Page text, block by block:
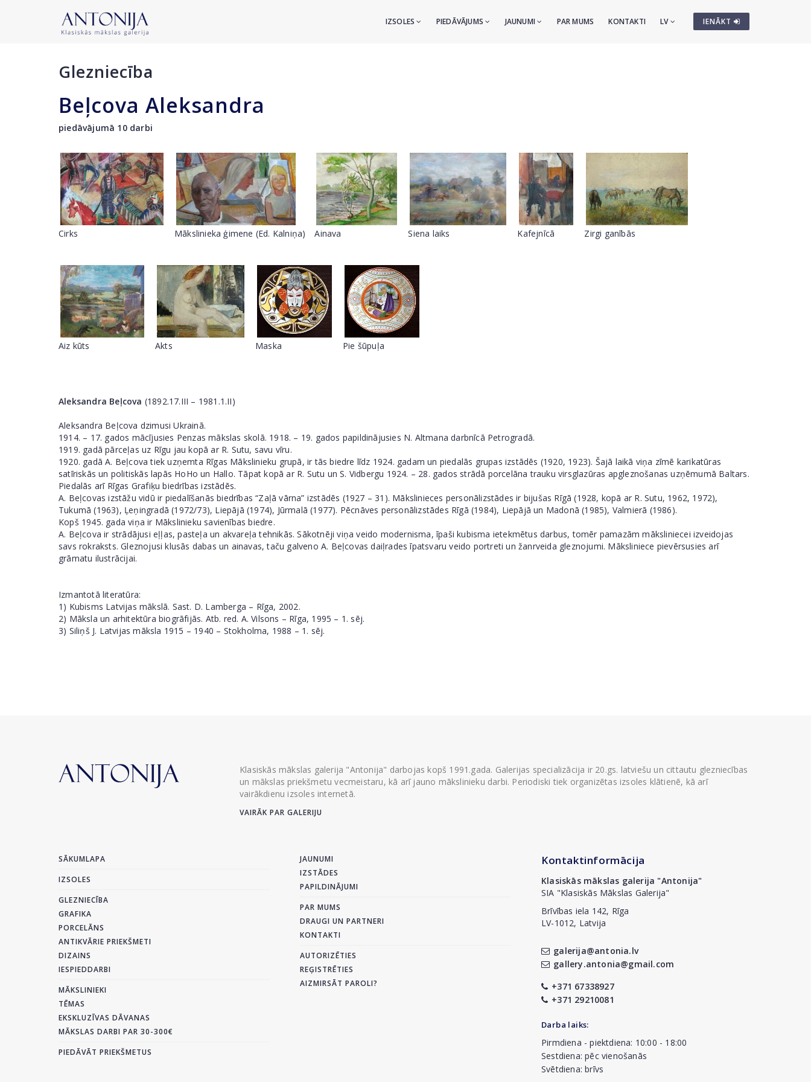
IENĀKT
IZSOLES PIEDĀVĀJUMS JAUNUMI PAR MUMS KONTAKTI LV
Glezniecība
Beļcova Aleksandra
piedāvājumā 10 darbi
Cirks Mākslinieka ģimene (Ed. Kalniņa) Ainava Siena laiks Kafejnīcā Zirgi ganībās
Aiz kūts Akts Maska Pie šūpuļa
Aleksandra Beļcova (1892.17.III – 1981.1.II)
Aleksandra Beļcova dzimusi Ukrainā.
1914. – 17. gados mācījusies Penzas mākslas skolā. 1918. – 19. gados papildinājusies N. Altmana darbnīcā Petrogradā.
1919. gadā pārceļas uz Rīgu jau kopā ar R. Sutu, savu vīru.
1920. gadā A. Beļcova tiek uzņemta Rīgas Mākslinieku grupā, ir tās biedre līdz 1924. gadam un piedalās grupas izstādēs (1920, 1923). Šajā laikā viņa zīmē karikatūras
satīriskās un politiskās lapās HoHo un Hallo. Tāpat kopā ar R. Sutu un S. Vidbergu 1924. – 28. gados strādā porcelāna trauku virsglazūras apgleznošanas uzņēmumā Baltars.
Piedalās arī Rīgas Grafiķu biedrības izstādēs.
A. Beļcovas izstāžu vidū ir piedalīšanās biedrības “Zaļā vārna” izstādēs (1927 – 31). Mākslinieces personālizstādes ir bijušas Rīgā (1928, kopā ar R. Sutu, 1962, 1972),
Tukumā (1963), Ļeņingradā (1972/73), Liepājā (1974), Jūrmalā (1977). Pēcnāves personālizstādes Rīgā (1984), Liepājā un Madonā (1985), Valmierā (1986).
Kopš 1945. gada viņa ir Mākslinieku savienības biedre.
A. Beļcova ir strādājusi eļļas, pasteļa un akvareļa tehnikās. Sākotnēji viņa veido modernisma, īpaši kubisma ietekmētus darbus, tomēr pamazām māksliniecei izveidojas
savs rokraksts. Gleznojusi klusās dabas un ainavas, taču galveno A. Beļcovas daiļrades īpatsvaru veido portreti un žanrveida gleznojumi. Māksliniece pievērsusies arī
grāmatu ilustrācijai.
Izmantotā literatūra:
1) Kubisms Latvijas mākslā. Sast. D. Lamberga – Rīga, 2002.
2) Māksla un arhitektūra biogrāfijās. Atb. red. A. Vilsons – Rīga, 1995 – 1. sēj.
3) Siliņš J. Latvijas māksla 1915 – 1940 – Stokholma, 1988 – 1. sēj.
Klasiskās mākslas galerija "Antonija" darbojas kopš 1991.gada. Galerijas specializācija ir 20.gs. latviešu un cittautu glezniecības
un mākslas priekšmetu vecmeistaru, kā arī jauno mākslinieku darbi. Periodiski tiek organizētas izsoles klātienē, kā arī
vairākdienu izsoles internetā.
VAIRĀK PAR GALERIJU
SĀKUMLAPA
IZSOLES
GLEZNIECĪBA
GRAFIKA
PORCELĀNS
ANTIKVĀRIE PRIEKŠMETI
DIZAINS
IESPIEDDARBI
MĀKSLINIEKI
TĒMAS
EKSKLUZĪVAS DĀVANAS
MĀKSLAS DARBI PAR 30-300€
PIEDĀVĀT PRIEKŠMETUS
JAUNUMI
IZSTĀDES
PAPILDINĀJUMI
PAR MUMS
DRAUGI UN PARTNERI
KONTAKTI
AUTORIZĒTIES
REĢISTRĒTIES
AIZMIRSĀT PAROLI?
Kontaktinformācija
Klasiskās mākslas galerija "Antonija"
SIA "Klasiskās Mākslas Galerija"
Brīvības iela 142, Rīga
LV-1012, Latvija
galerija@antonia.lv
gallery.antonia@gmail.com
+371 67338927
+371 29210081
Darba laiks:
Pirmdiena - piektdiena: 10:00 - 18:00
Sestdiena: pēc vienošanās
Svētdiena: brīvs